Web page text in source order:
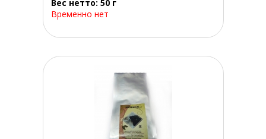
Вес нетто: 50 г
Временно нет